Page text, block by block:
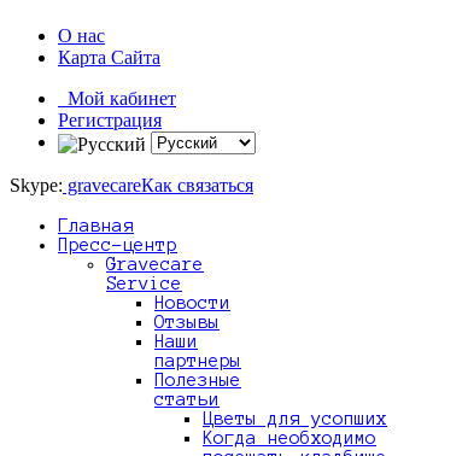
О нас
Карта Сайта
Мой кабинет
Регистрация
Skype: gravecareКак связаться
Главная
Пресс-центр
Gravecare
Service
Новости
Отзывы
Наши
партнеры
Полезные
статьи
Цветы для усопших
Когда необходимо